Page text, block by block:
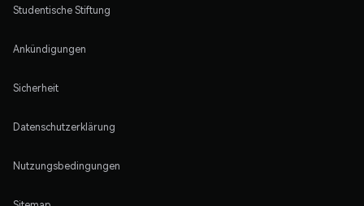
Studentische Stiftung
Ankündigungen
Sicherheit
Datenschutzerklärung
Nutzungsbedingungen